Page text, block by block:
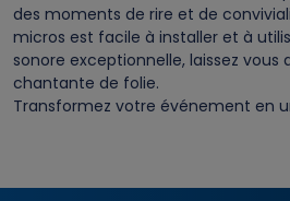
des moments de rire et de
micros est facile à installer et à
sonore exceptionnelle, laissez vous
chantante de folie.
Transformez votre événement en